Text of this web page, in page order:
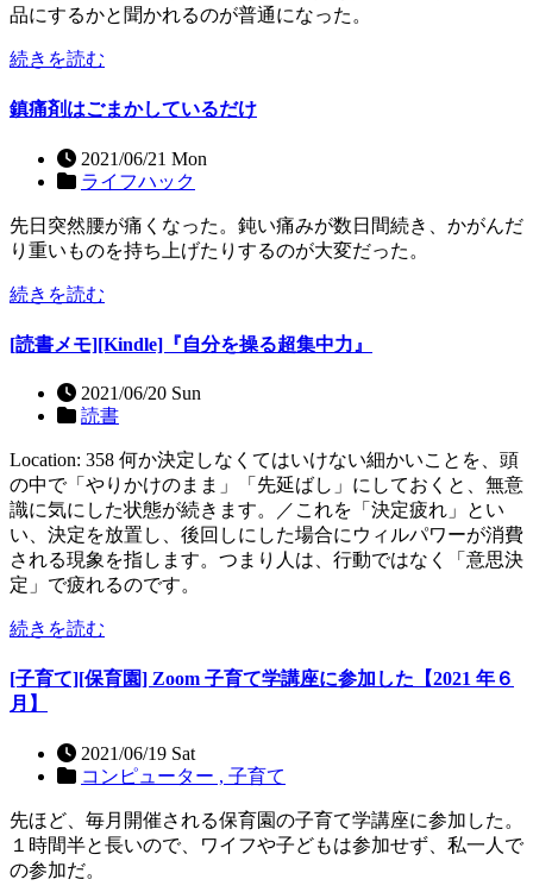
品にするかと聞かれるのが普通になった。
続きを読む
鎮痛剤はごまかしているだけ
2021/06/21 Mon
ライフハック
先日突然腰が痛くなった。鈍い痛みが数日間続き、かがんだ
り重いものを持ち上げたりするのが大変だった。
続きを読む
[読書メモ][Kindle]『自分を操る超集中力』
2021/06/20 Sun
読書
Location: 358 何か決定しなくてはいけない細かいことを、頭
の中で「やりかけのまま」「先延ばし」にしておくと、無意
識に気にした状態が続きます。／これを「決定疲れ」とい
い、決定を放置し、後回しにした場合にウィルパワーが消費
される現象を指します。つまり人は、行動ではなく「意思決
定」で疲れるのです。
続きを読む
[子育て][保育園] Zoom 子育て学講座に参加した【2021 年６
月】
2021/06/19 Sat
コンピューター , 子育て
先ほど、毎月開催される保育園の子育て学講座に参加した。
１時間半と長いので、ワイフや子どもは参加せず、私一人で
の参加だ。